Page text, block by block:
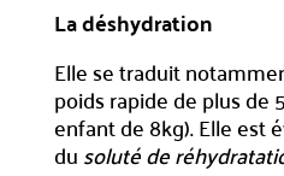
La déshydration
Elle se traduit
poids rapide de plus de
enfant de 8kg). Elle est
dusoluté de